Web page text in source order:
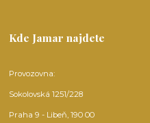
Kde Jamar najdete
Provozovna:
Sokolovská 1251/228
Praha 9 - Libeň, 190 00